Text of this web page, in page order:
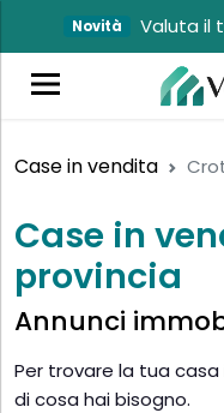
Novità Valuta il
Case in vendita
Case in
provincia
Annunci
Per trovare la tua
di cosa hai bisogno.